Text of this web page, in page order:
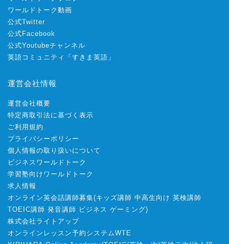
ワールドトーク動画
公式Twitter
公式Facebook
公式Youtubeチャンネル
英語コミュニティ「すきま英語」
運営会社情報
運営会社概要
特定商取引法に基づく表示
ご利用規約
プライバシーポリシー
個人情報の取り扱いについて
ビジネスワールドトーク
学習塾向けワールドトーク
求人情報
オンライン英会話講師募集(キッズ講師 中高生向け 英検講師
TOEIC講師 発音講師 ビジネス ゲーミング)
株式会社ライトアップ
オンラインレッスン予約システムWTE